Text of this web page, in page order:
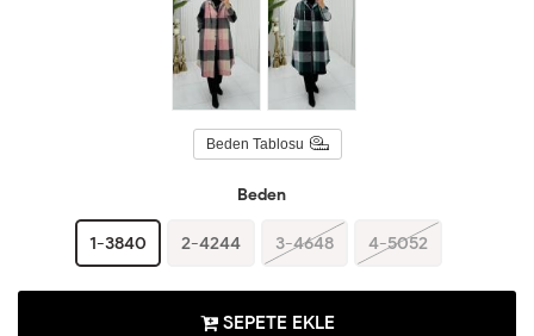
Beden Tablosu
Beden
1-3840 2-4244 3-4648 4-5052
SEPETE EKLE